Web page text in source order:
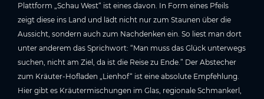
Plattform „Schau West“ ist eines davon. In Form eines Pfeils
zeigt diese ins Land und lädt nicht nur zum Staunen über die
Aussicht, sondern auch zum Nachdenken ein. So liest man dort
unter anderem das Sprichwort: “Man muss das Glück unterwegs
suchen, nicht am Ziel, da ist die Reise zu Ende.” Der Abstecher
zum Kräuter-Hofladen „Lienhof“ ist eine absolute Empfehlung.
Hier gibt es Kräutermischungen im Glas, regionale Schmankerl,